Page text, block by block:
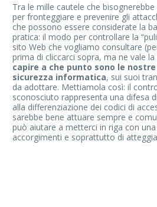
Tra le mille cautele che
per fronteggiare e prevenire gli
che possono essere considerate la
pratica: il modo per controllare la
sito Web che vogliamo consultare
prima di cliccarci sopra, ma ne vale la
capire a che punto sono le
sicurezza informatica, sui suoi
da adottare. Mettiamola così: il
sconosciuto rappresenta una difesa
alla differenziazione dei codici di
sarebbe bene attuare sempre e
può aiutare a metterci in riga con
accorgimenti e soprattutto di